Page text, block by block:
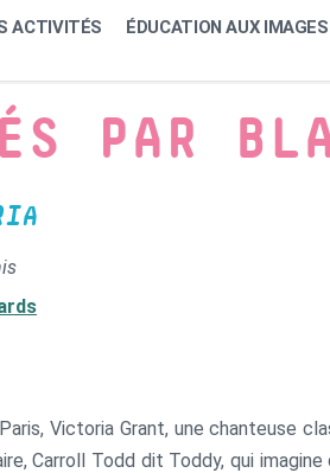
ACTIVITÉS ÉDUCATION AUX IMAGES
PAR
Victoria Grant, une chanteuse
Carroll Todd dit Toddy, qui